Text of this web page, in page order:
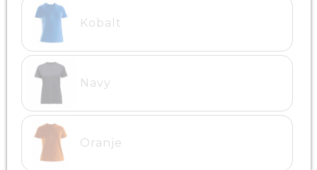
Kobalt
Navy
Oranje